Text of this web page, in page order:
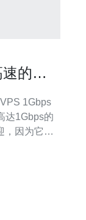
的选
达1Gbps的
，因为它能
速度，更